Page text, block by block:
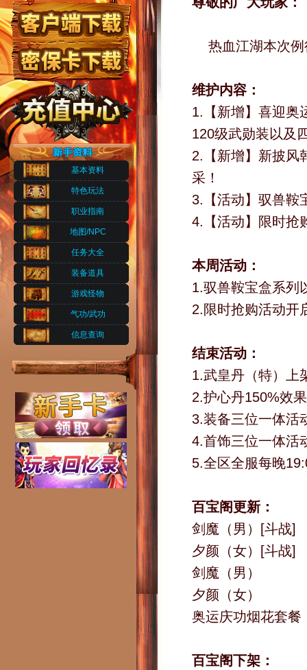
基本资料
特色玩法
职业指南
地图/NPC
任务大全
装备道具
游戏怪物
气功/武功
信息查询
热血江湖本次
维护内容：
1.【新增】喜迎奥
120级武勋装以及
2.【新增】新披风
采！
3.【活动】驭兽鞍
4.【活动】限时抢
本周活动：
1.驭兽鞍宝盒系列
2.限时抢购活动开
结束活动：
1.武皇丹（特）上
2.护心丹150%效
3.装备三位一体活
4.首饰三位一体活
5.全区全服每晚
百宝阁更新：
剑魔（男）[斗战]
夕颜（女）[斗战]
剑魔（男）
夕颜（女）
奥运庆功烟花套餐
百宝阁下架：